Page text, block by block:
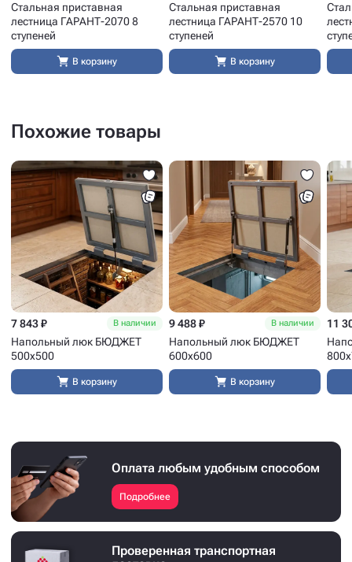
Стальная приставная
лестница ГАРАНТ-2070 8
ступеней
В корзину
Стальная приставная
лестница ГАРАНТ-2570 10
ступеней
В корзину
Похожие товары
7 843 ₽ В наличии
Напольный люк БЮДЖЕТ
500x500
В корзину
9 488 ₽ В наличии
Напольный люк БЮДЖЕТ
600x600
В корзину
11
Оплата любым удобным способом
Подробнее
Проверенная транспортная